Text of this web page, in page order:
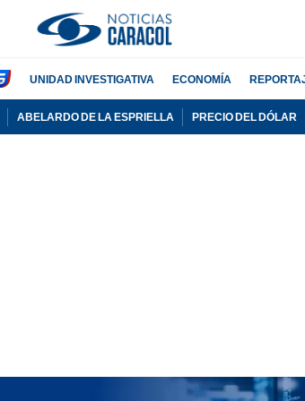
UNIDAD INVESTIGATIVA ECONOMÍA
ABELARDO DE LA ESPRIELLA PRECIO DEL DÓLAR